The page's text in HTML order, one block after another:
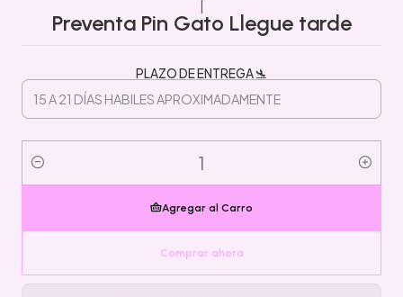
Preventa Pin Gato Llegue tarde
PLAZO DE ENTREGA 🛬
Cantidad
Agregar al Carro
Comprar ahora